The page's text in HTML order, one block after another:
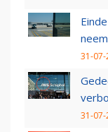
31-07-
31-07-